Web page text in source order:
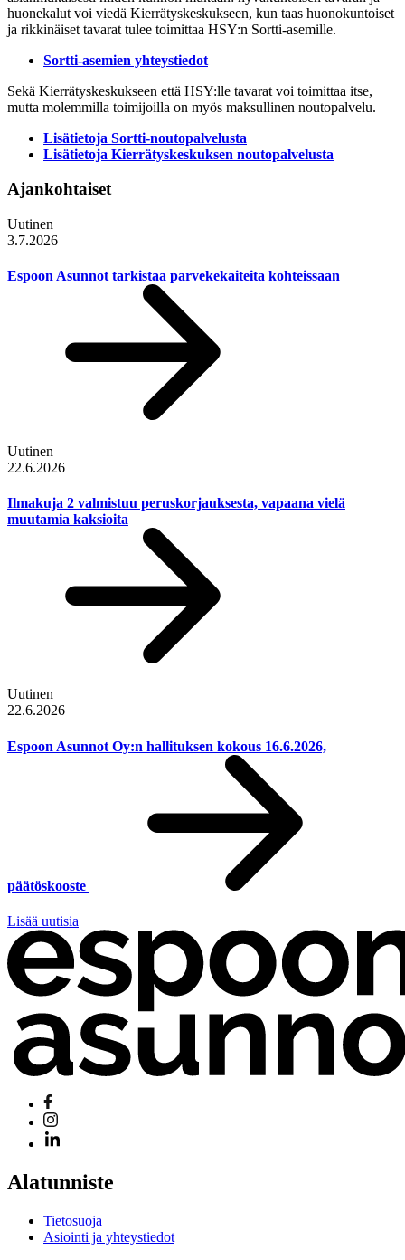
huonekalut voi viedä Kierrätyskeskukseen, kun taas huonokuntoiset
ja rikkinäiset tavarat tulee toimittaa HSY:n Sortti-asemille.
Sortti-asemien yhteystiedot
Sekä Kierrätyskeskukseen että HSY:lle tavarat voi toimittaa itse,
mutta molemmilla toimijoilla on myös maksullinen noutopalvelu.
Lisätietoja Sortti-noutopalvelusta
Lisätietoja Kierrätyskeskuksen noutopalvelusta
Ajankohtaiset
Uutinen
3.7.2026
Espoon Asunnot tarkistaa parvekekaiteita kohteissaan
Uutinen
22.6.2026
Ilmakuja 2 valmistuu peruskorjauksesta, vapaana vielä
muutamia kaksioita
Uutinen
22.6.2026
Espoon Asunnot Oy:n hallituksen kokous 16.6.2026,
päätöskooste
Lisää uutisia
Alatunniste
Tietosuoja
Asiointi ja yhteystiedot